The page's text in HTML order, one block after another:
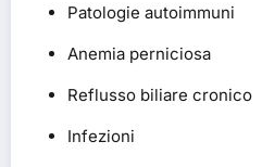
Patologie autoimmuni
Anemia perniciosa
Reflusso biliare cronico
Infezioni